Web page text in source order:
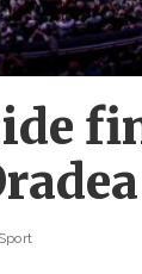
Sport